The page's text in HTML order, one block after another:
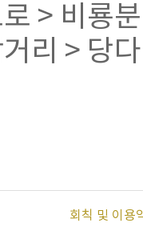
> 비룡
리 > 당
회칙 및 이용